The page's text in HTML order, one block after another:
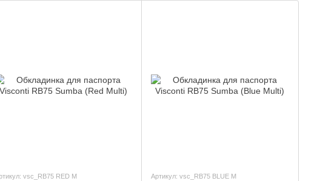
vsc_RB75 RED M Артикул: vsc_RB75 BLUE M